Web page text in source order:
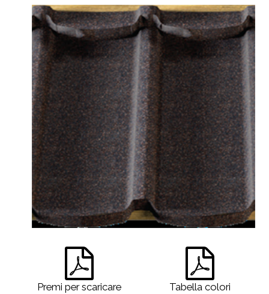
Premi per scaricare Tabella colori